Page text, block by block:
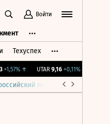
Войти
Техуспех
+1,57%↑ UTAR 9,16 +0,11%↑
парламент